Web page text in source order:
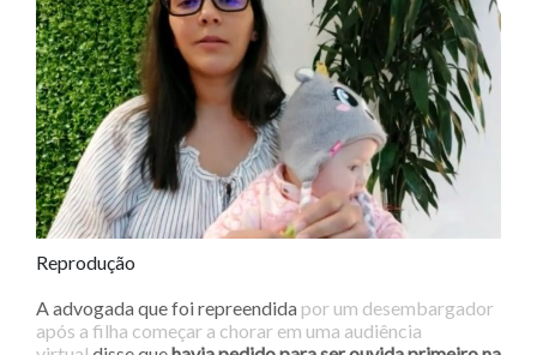
Reprodução
A advogada que foi repreendida por um desembargador
após a filha começar a chorar em uma audiência